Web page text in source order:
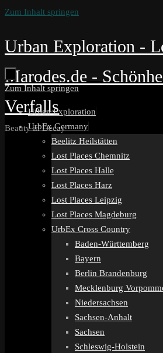
Zum Inhalt springen
Urban Exploration -
Marodes.de -
Verfalls
Beauty in Decay
Zum Inhalt springen
Urban Exploration
UrbEx Germany
Beelitz Heilstätten
Lost Places Chemnitz
Lost Places Halle
Lost Places Harz
Lost Places Leipzig
Lost Places Magdeburg
UrbEx Cross Country
Baden-Württemberg
Bayern
Berlin Brandenburg
Mecklenburg
Niedersachsen
Sachsen-Anhalt
Sachsen
Schleswig-Holstein